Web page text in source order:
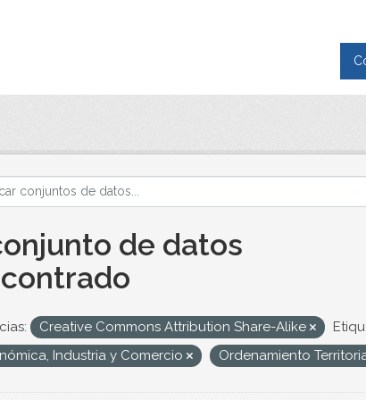
de datos
Creative Commons Attribution Share-Alike
Industria y Comercio
Ordenamiento